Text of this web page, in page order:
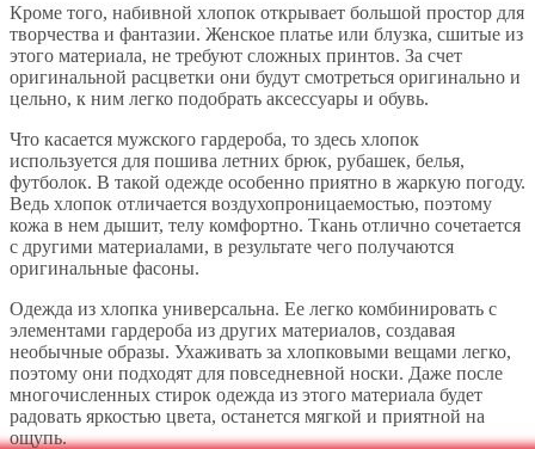
Кроме того, набивной хлопок открывает большой простор для
творчества и фантазии. Женское платье или блузка, сшитые из
этого материала, не требуют сложных принтов. За счет
оригинальной расцветки они будут смотреться оригинально и
цельно, к ним легко подобрать аксессуары и обувь.
Что касается мужского гардероба, то здесь хлопок
используется для пошива летних брюк, рубашек, белья,
футболок. В такой одежде особенно приятно в жаркую погоду.
Ведь хлопок отличается воздухопроницаемостью, поэтому
кожа в нем дышит, телу комфортно. Ткань отлично сочетается
с другими материалами, в результате чего получаются
оригинальные фасоны.
Одежда из хлопка универсальна. Ее легко комбинировать с
элементами гардероба из других материалов, создавая
необычные образы. Ухаживать за хлопковыми вещами легко,
поэтому они подходят для повседневной носки. Даже после
многочисленных стирок одежда из этого материала будет
радовать яркостью цвета, останется мягкой и приятной на
ощупь.